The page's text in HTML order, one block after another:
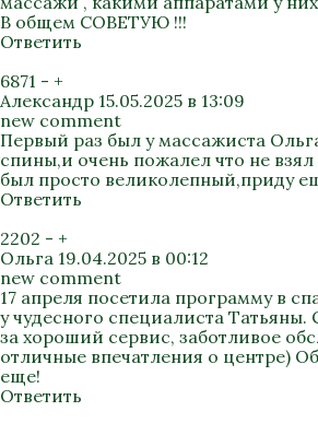
В общем СОВЕТУЮ !!!
Ответить
6871 - +
Александр 15.05.2025 в 13:09
new comment
Первый раз был у массажиста
спины,и очень пожалел что не
был просто великолепный,приду
Ответить
2202 - +
Ольга 19.04.2025 в 00:12
new comment
17 апреля посетила программу в
у чудесного специалиста
за хороший сервис, заботливое
отличные впечатления о центре)
еще!
Ответить